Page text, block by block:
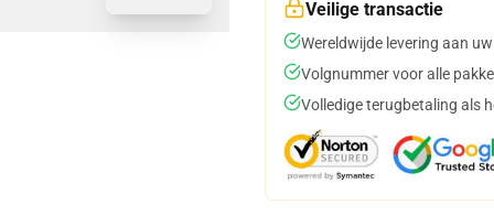
Veilige transactie
Wereldwijde levering aan
Volgnummer voor alle
Volledige terugbetaling als